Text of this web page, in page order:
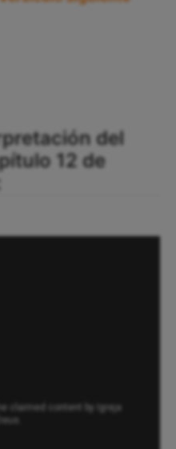
del
12 de